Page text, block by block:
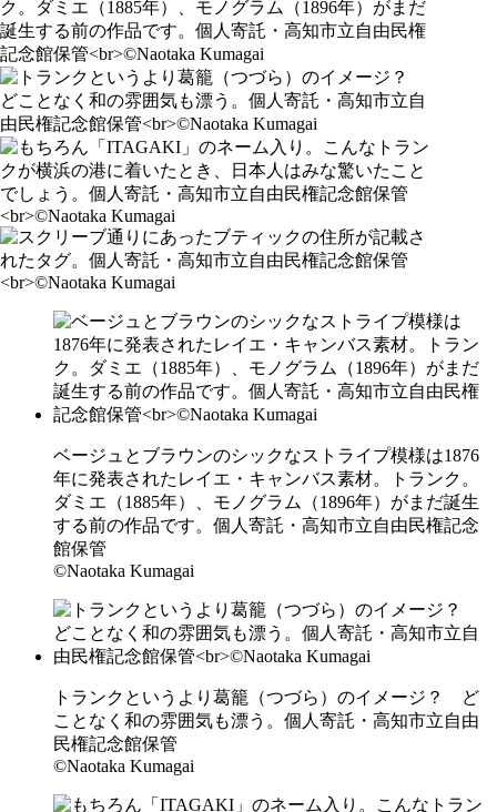
ベージュとブラウンのシックなストライプ模様は1876
年に発表されたレイエ・キャンバス素材。トランク。
ダミエ（1885年）、モノグラム（1896年）がまだ誕生
する前の作品です。個人寄託・高知市立自由民権記念
館保管
©Naotaka Kumagai
トランクというより葛籠（つづら）のイメージ？ ど
ことなく和の雰囲気も漂う。個人寄託・高知市立自由
民権記念館保管
©Naotaka Kumagai